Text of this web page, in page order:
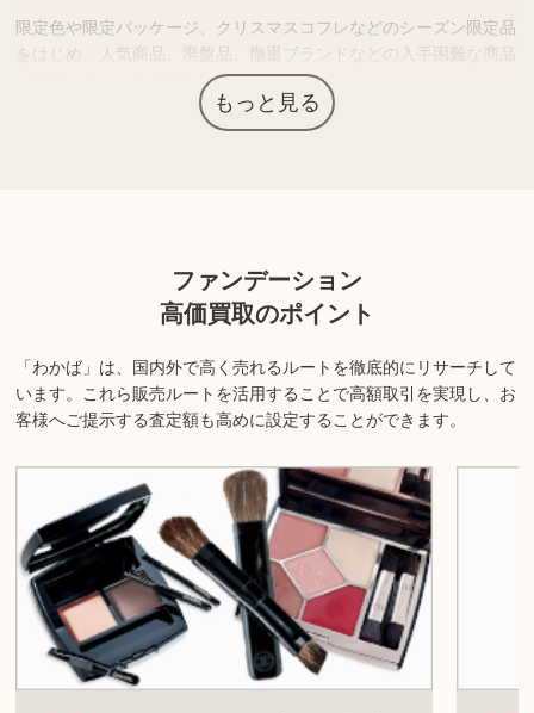
限定色や限定パッケージ、クリスマスコフレなどのシーズン限定品
をはじめ、人気商品、廃盤品、撤退ブランドなどの入手困難な商品
は需要が高く、高価買取につながる場合があります。
「想像していた使用感ではなかった」「肌に合わなかった」などで
商品の状態や内容によっては、お買取できない場合がございま
す。詳しくは店舗までお問い合わせください。
もっと見る
ファンデーション
高価買取のポイント
「わかば」は、国内外で高く売れるルートを徹底的にリサーチして
います。 これら販売ルートを活用することで高額取引を実現し、お
客様へご提示する査定額も高めに設定することができます。